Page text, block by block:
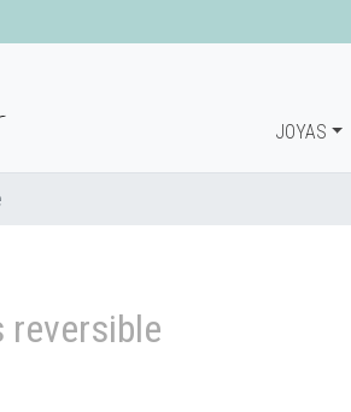
JOYAS
reversible